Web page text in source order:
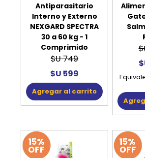
Antiparasitario
Interno y Externo
NEXGARD SPECTRA
30 a 60 kg - 1
Comprimido
$U 749
$U 599
Agregar al carrito
15%
OFF
15%
OFF